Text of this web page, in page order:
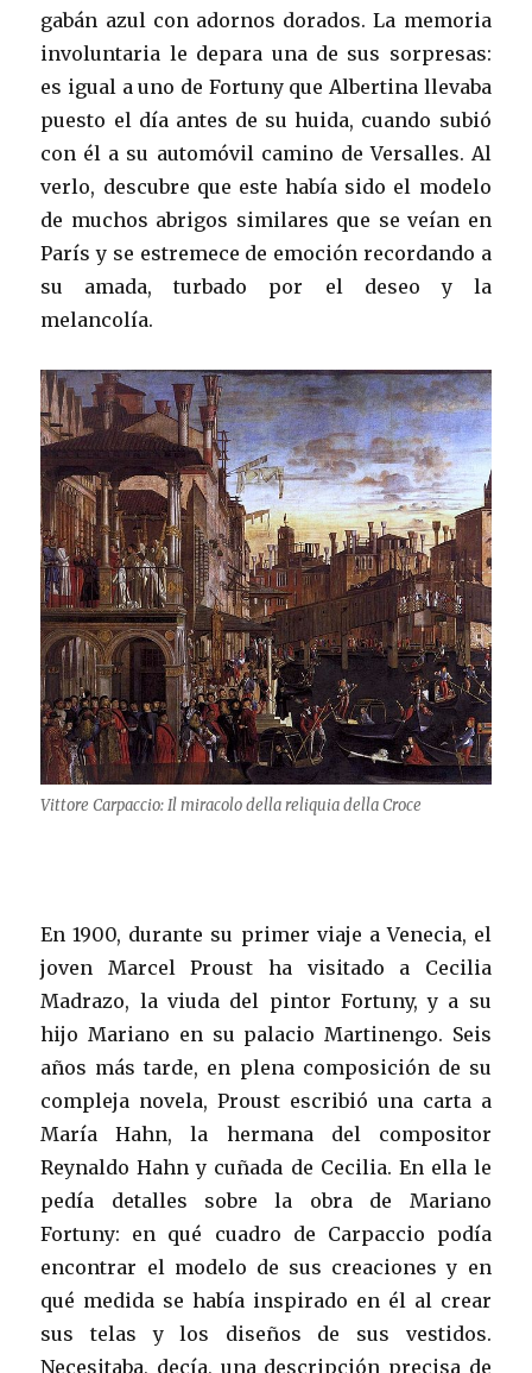
gabán azul con adornos dorados. La memoria
involuntaria le depara una de sus sorpresas:
es igual a uno de Fortuny que Albertina llevaba
puesto el día antes de su huida, cuando subió
con él a su automóvil camino de Versalles. Al
verlo, descubre que este había sido el modelo
de muchos abrigos similares que se veían en
París y se estremece de emoción recordando a
su amada, turbado por el deseo y la
melancolía.
Vittore Carpaccio: Il miracolo della reliquia della Croce
En 1900, durante su primer viaje a Venecia, el
joven Marcel Proust ha visitado a Cecilia
Madrazo, la viuda del pintor Fortuny, y a su
hijo Mariano en su palacio Martinengo. Seis
años más tarde, en plena composición de su
compleja novela, Proust escribió una carta a
María Hahn, la hermana del compositor
Reynaldo Hahn y cuñada de Cecilia. En ella le
pedía detalles sobre la obra de Mariano
Fortuny: en qué cuadro de Carpaccio podía
encontrar el modelo de sus creaciones y en
qué medida se había inspirado en él al crear
sus telas y los diseños de sus vestidos.
Necesitaba, decía, una descripción precisa de